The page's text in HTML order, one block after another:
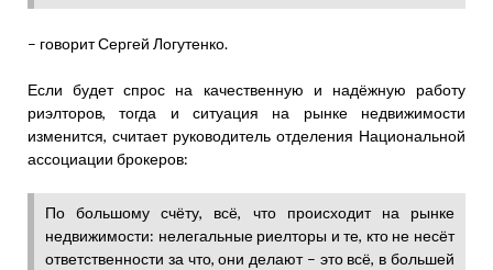
– говорит Сергей Логутенко.
Если будет спрос на качественную и надёжную работу
риэлторов, тогда и ситуация на рынке недвижимости
изменится, считает руководитель отделения Национальной
ассоциации брокеров:
По большому счёту, всё, что происходит на рынке
недвижимости: нелегальные риелторы и те, кто не несёт
ответственности за что, они делают – это всё, в большей